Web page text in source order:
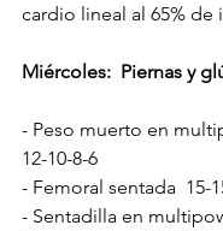
cardio lineal al 65% de
Miércoles:  Piernas y
- Peso muerto en
12-10-8-6
- Femoral sentada  15-
- Sentadilla en